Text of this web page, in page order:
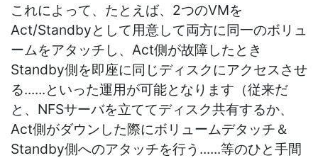
これによって、たとえば、2つのVMを
Act/Standbyとして用意して両方に同一のボリュ
ームをアタッチし、Act側が故障したとき
Standby側を即座に同じディスクにアクセスさせ
る......といった運用が可能となります（従来だ
と、NFSサーバを立ててディスク共有するか、
Act側がダウンした際にボリュームデタッチ＆
Standby側へのアタッチを行う......等のひと手間